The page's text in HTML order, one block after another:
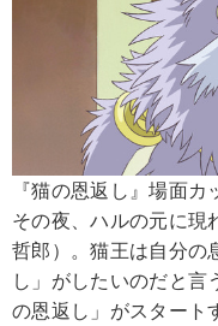
『猫の恩返し』場面カ
その夜、ハルの元に現
哲郎）。猫王は自分の
し」がしたいのだと言
の恩返し」がスタート